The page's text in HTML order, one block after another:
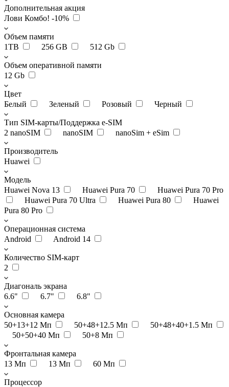
Дополнительная акция
Лови Комбо! -10%
Объем памяти
1TB
256 GB 512 Gb
Объем оперативной памяти
12 Gb
Цвет
Белый
Зеленый Розовый Черный
Тип SIM-карты/Поддержка e-SIM
2 nanoSIM
nanoSIM nanoSim + eSim
Производитель
Huawei
Модель
Huawei Nova 13
Huawei Pura 70
Huawei Pura 70 Pro
Huawei Pura 70 Ultra
Huawei Pura 80
Huawei
Pura 80 Pro
Операционная система
Android
Android 14
Количество SIM-карт
2
Диагональ экрана
6.6"
6.7" 6.8"
Основная камера
50+13+12 Мп
50+48+12.5 Мп
50+48+40+1.5 Мп
50+50+40 Мп
50+8 Мп
Фронтальная камера
13 Мп
13 Мп 60 Мп
Процессор